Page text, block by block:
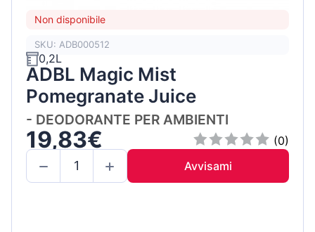
Non disponibile
SKU: ADB000512
0,2L
ADBL Magic Mist
Pomegranate Juice
- DEODORANTE PER AMBIENTI
19,83€
(0)
Avvisami